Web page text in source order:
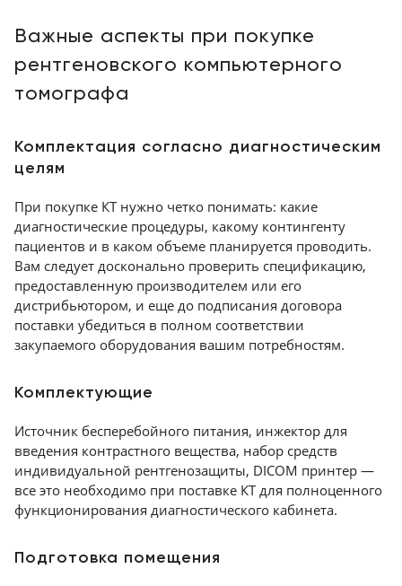
Важные аспекты при покупке
рентгеновского компьютерного
томографа
Комплектация согласно диагностическим
целям
При покупке КТ нужно четко понимать: какие
диагностические процедуры, какому контингенту
пациентов и в каком объеме планируется проводить.
Вам следует досконально проверить спецификацию,
предоставленную производителем или его
дистрибьютором, и еще до подписания договора
поставки убедиться в полном соответствии
закупаемого оборудования вашим потребностям.
Комплектующие
Источник бесперебойного питания, инжектор для
введения контрастного вещества, набор средств
индивидуальной рентгенозащиты, DICOM принтер —
все это необходимо при поставке КТ для полноценного
функционирования диагностического кабинета.
Подготовка помещения